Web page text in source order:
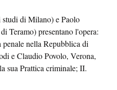
di Milano) e Paolo
Teramo) presentano l'opera:
nella Repubblica di
e Claudio Povolo, Verona,
sua Prattica criminale; II.